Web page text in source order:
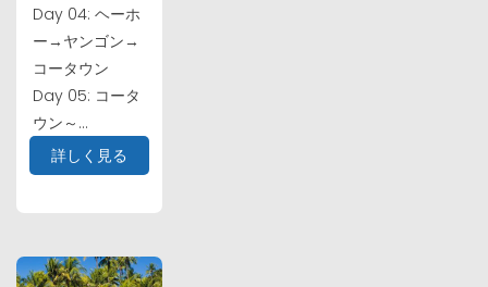
Day 04: ヘーホ
ー→ヤンゴン→
コータウン
Day 05: コータ
ウン～...
詳しく見る